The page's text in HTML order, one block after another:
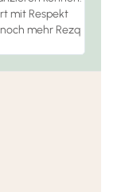
mit Respekt
mehr Rezq